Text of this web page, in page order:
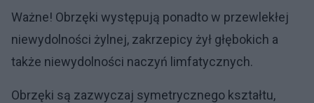
Ważne! Obrzęki występują ponadto w przewlekłej
niewydolności żylnej, zakrzepicy żył głębokich a
także niewydolności naczyń limfatycznych.
Obrzęki są zazwyczaj symetrycznego kształtu,